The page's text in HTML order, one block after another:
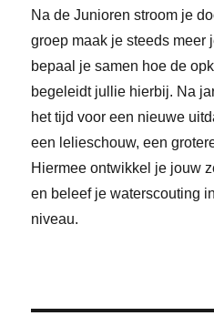
Na de Junioren stroom je
groep maak je steeds meer
bepaal je samen hoe de
begeleidt jullie hierbij. Na
het tijd voor een nieuwe
een lelieschouw, een
Hiermee ontwikkel je jouw
en beleef je waterscouting
niveau.